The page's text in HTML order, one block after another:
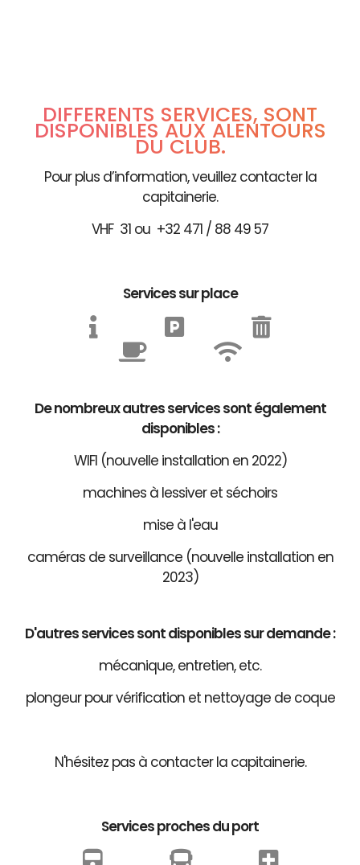
DIFFÉRENTS SERVICES, SONT
DISPONIBLES AUX ALENTOURS
DU CLUB.
Pour plus d’information, veuillez contacter la
capitainerie.
VHF 31 ou +32 471 / 88 49 57
Services sur place
De nombreux autres services sont également
disponibles :
WIFI (nouvelle installation en 2022)
machines à lessiver et séchoirs
mise à l'eau
caméras de surveillance (nouvelle installation en
2023)
D'autres services sont disponibles sur demande :
mécanique, entretien, etc.
plongeur pour vérification et nettoyage de coque
N'hésitez pas à contacter la capitainerie.
Services proches du port